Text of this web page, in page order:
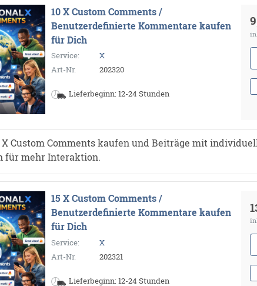
10 X Custom Comments /
Benutzerdefinierte Kommentare kaufen
für Dich
Service:
X
Art-Nr.
202320
Lieferbeginn: 12-24 Stunden
Custom Comments kaufen und Beiträge mit
für mehr Interaktion.
15 X Custom Comments /
Benutzerdefinierte Kommentare kaufen
für Dich
Service:
X
Art-Nr.
202321
Lieferbeginn: 12-24 Stunden
*